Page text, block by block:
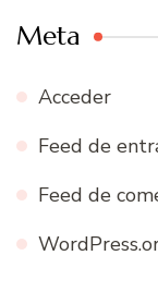
Meta
Acceder
Feed de
Feed de